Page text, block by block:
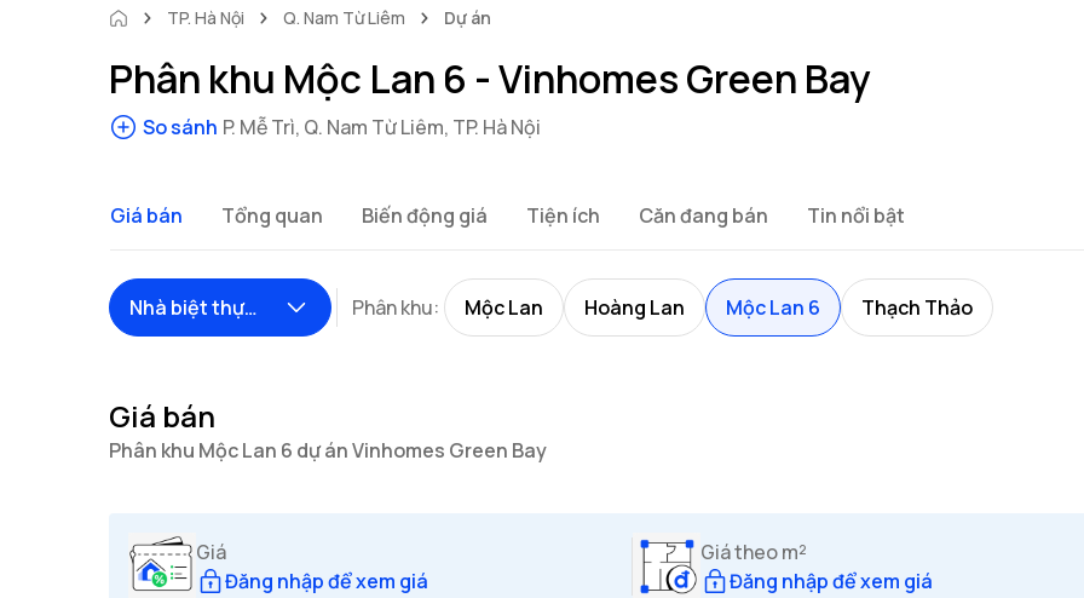
TP. Hà Nội Q. Nam Từ Liêm Dự án
Phân khu Mộc Lan 6 - Vinhomes Green Bay
So sánh P. Mễ Trì, Q. Nam Từ Liêm, TP. Hà Nội
Giá bán Tổng quan Biến động giá Tiện ích Căn đang bán Tin nổi bật
Nhà biệt thự
/Shophouse
Phân khu: Mộc Lan Hoàng Lan Mộc Lan 6 Thạch Thảo
Giá bán
Phân khu Mộc Lan 6 dự án Vinhomes Green Bay
Giá
Đăng nhập để xem giá
Giá theo m²
Đăng nhập để xem giá